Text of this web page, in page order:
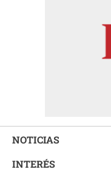
NOTICIAS
INTERÉS